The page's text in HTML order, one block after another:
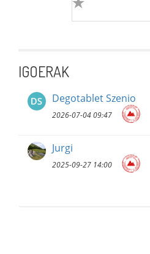
IGOERAK
Degotablet Szenio
2026-07-04 09:47
Jurgi
2025-09-27 14:00